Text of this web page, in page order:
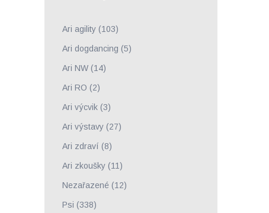
Ari agility(103)
Ari dogdancing (5)
Ari NW(14)
Ari RO (2)
Ari výcvik(3)
Ari výstavy(27)
Ari zdraví (8)
Ari zkoušky(11)
Nezařazené(12)
Psi (338)